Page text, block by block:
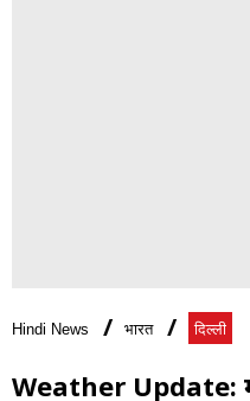
Hindi News भारत दिल्ली
Weather Update: